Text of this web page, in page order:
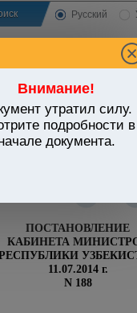
Русский
Внимание!
утратил силу.
подробности в
документа.
11.07.2014 г. N 188 "О
ПОСТАНОВЛЕНИЕ
КАБИНЕТА
11.07.2014 г.
N 188